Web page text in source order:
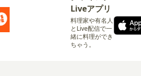
Liveアプリ
料理家や有名人
とLive配信で一
緒に料理ができ
ちゃう。